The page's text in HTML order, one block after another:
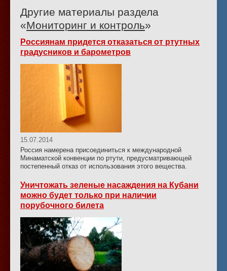
Другие материалы раздела
«Мониторинг и контроль»
Россиянам придется отказаться от ртутных
градусников и барометров
15.07.2014
Россия намерена присоединиться к международной
Минаматской конвенции по ртути, предусматривающей
постепенный отказ от использования этого вещества.
Уничтожать зеленые насаждения на Кубани
можно будет только при наличии
порубочного билета